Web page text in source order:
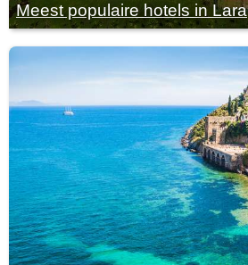
Meest populaire hotels in Lara